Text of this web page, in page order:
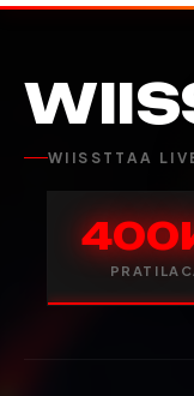
WIISSTTAA